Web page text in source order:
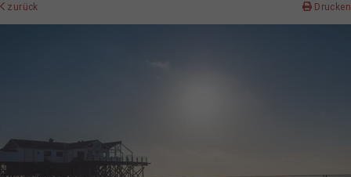
zurück Drucken